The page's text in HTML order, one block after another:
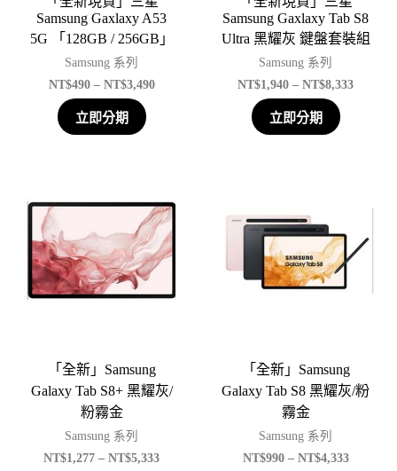
Samsung Gaxlaxy A53
5G 「128GB / 256GB」
Samsung 系列
NT$490 – NT$3,490
立即分期
Samsung Gaxlaxy Tab S8
Ultra 黑耀灰 鍵盤套裝組
Samsung 系列
NT$1,940 – NT$8,333
立即分期
「全新」Samsung
Galaxy Tab S8+ 黑耀灰/
粉霧金
Samsung 系列
NT$1,277 – NT$5,333
「全新」Samsung
Galaxy Tab S8 黑耀灰/粉
霧金
Samsung 系列
NT$990 – NT$4,333